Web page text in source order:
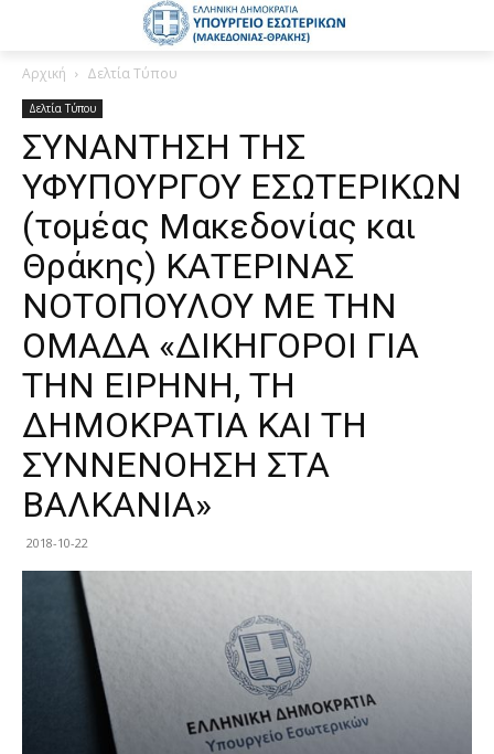
Αρχική Δελτία Τύπου
Δελτία Τύπου
ΣΥΝΑΝΤΗΣΗ ΤΗΣ
ΥΦΥΠΟΥΡΓΟΥ ΕΣΩΤΕΡΙΚΩΝ
(τομέας Μακεδονίας και
Θράκης) ΚΑΤΕΡΙΝΑΣ
ΝΟΤΟΠΟΥΛΟΥ ΜΕ ΤΗΝ
ΟΜΑΔΑ «ΔΙΚΗΓΟΡΟΙ ΓΙΑ
ΤΗΝ ΕΙΡΗΝΗ, ΤΗ
ΔΗΜΟΚΡΑΤΙΑ ΚΑΙ ΤΗ
ΣΥΝΝΕΝΟΗΣΗ ΣΤΑ
ΒΑΛΚΑΝΙΑ»
2018-10-22